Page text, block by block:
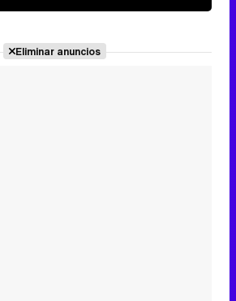
Eliminar anuncios